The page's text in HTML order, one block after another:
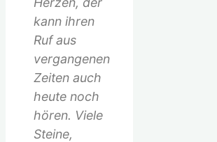
nach:
kann ihren
Ruf aus
vergangenen
Zeiten auch
heute noch
hören. Viele
Steine,